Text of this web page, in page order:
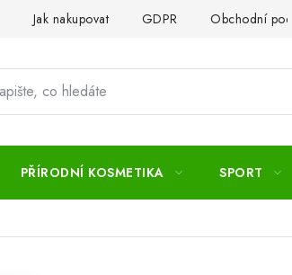
Jak nakupovat GDPR Obchodní
PŘÍRODNÍ KOSMETIKA SPORT